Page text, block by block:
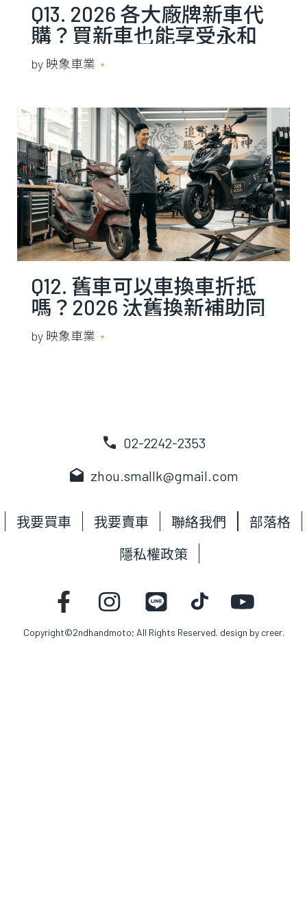
Q13. 2026 各大廠牌新車代
購？買新車也能享受永和
在地維修的溫度
by 映象車業
Q12. 舊車可以車換車折抵
嗎？2026 汰舊換新補助同
步代辦
by 映象車業
call 02-2242-2353
drafts zhou.smallk@gmail.com
我要買車 我要賣車 聯絡我們
部落格
隱私權政策
Copyright©2ndhandmoto; All Rights Reserved. design by creer.